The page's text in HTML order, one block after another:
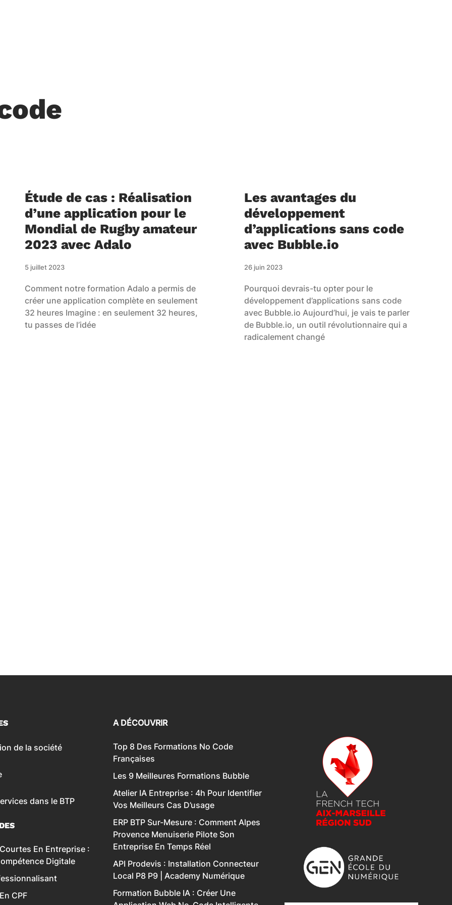
Étude de cas : Réalisation
d’une application pour le
Mondial de Rugby amateur
2023 avec Adalo
5 juillet 2023
Comment notre formation Adalo a permis de
créer une application complète en seulement
32 heures Imagine : en seulement 32 heures,
tu passes de l’idée
Les avantages du
développement
d’applications sans code
avec Bubble.io
26 juin 2023
Pourquoi devrais-tu opter pour le
développement d’applications sans code
avec Bubble.io Aujourd’hui, je vais te parler
de Bubble.io, un outil révolutionnaire qui a
radicalement changé
de la société
dans le BTP
En Entreprise :
Digitale
CPF
A DÉCOUVRIR
Top 8 Des Formations ‍No Code
Françaises
Les 9 Meilleures Formations Bubble
Atelier IA Entreprise : 4h Pour Identifier
Vos Meilleurs Cas D’usage
ERP BTP Sur-Mesure : Comment Alpes
Provence Menuiserie Pilote Son
Entreprise En Temps Réel
API Prodevis : Installation Connecteur
Local P8 P9 | Academy Numérique
Formation Bubble IA : Créer Une